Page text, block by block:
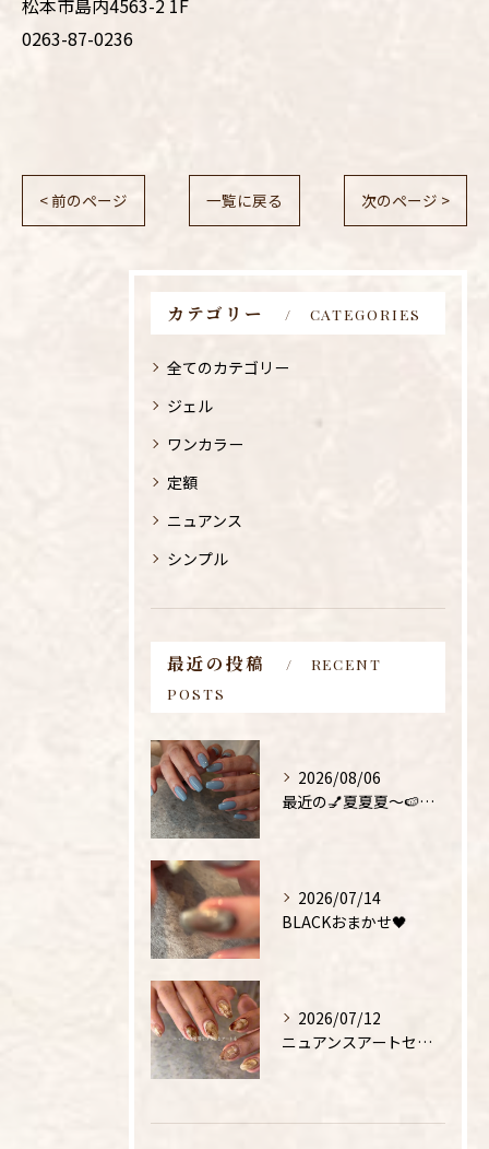
0263-87-0236
< 前のページ 一覧に戻る 次のページ >
カテゴリー CATEGORIES
全てのカテゴリー
ジェル
ワンカラー
定額
ニュアンス
シンプル
最近の投稿
RECENT
POSTS
2026/08/06
最近の💅夏夏夏〜🍉🌻！！！
2026/07/14
BLACKおまかせ🖤
2026/07/12
ニュアンスアートセミナー受けてみたいという方、、